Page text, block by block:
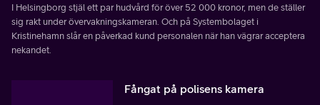
I Helsingborg stjäl ett par hudvård för över 52 000 kronor, men de ställer
sig rakt under övervakningskameran. Och på Systembolaget i
Kristinehamn slår en påverkad kund personalen när han vägrar acceptera
nekandet.
Fångat på polisens kamera